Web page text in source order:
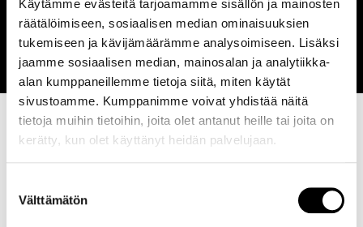
Käytämme evästeitä tarjoamamme sisällön ja mainosten
räätälöimiseen, sosiaalisen median ominaisuuksien
tukemiseen ja kävijämäärämme analysoimiseen. Lisäksi
jaamme sosiaalisen median, mainosalan ja analytiikka-
alan kumppaneillemme tietoja siitä, miten käytät
sivustoamme. Kumppanimme voivat yhdistää näitä
tietoja muihin tietoihin, joita olet antanut heille tai joita on
kerätty, kun olet käyttänyt heidän palvelujaan.
valinta
Välttämätön
-10% ma-ke.) Koululaisille tai
opiskelijakortilla.